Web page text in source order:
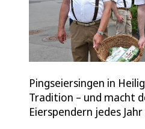
Pingseiersingen in
Tradition – und macht
Eierspendern jedes